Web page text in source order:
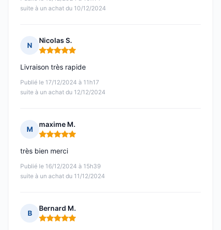
suite à un achat du 10/12/2024
N
Nicolas S.
Note : 5 sur 5
Publié le 17/12/2024 à 11h17
suite à un achat du 12/12/2024
Livraison très rapide
M
maxime M.
Note : 5 sur 5
Publié le 16/12/2024 à 15h39
suite à un achat du 11/12/2024
très bien merci
B
Bernard M.
Note : 5 sur 5